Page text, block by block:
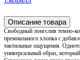
Описание товара
Свободный лонгслив темно-
премиального хлопка с
тактильные ощущения.
универсальный образ,